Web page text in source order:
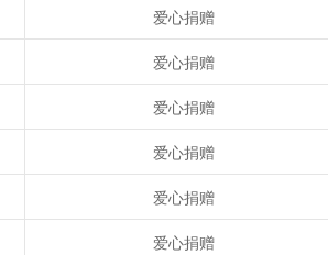
爱心捐赠
爱心捐赠
爱心捐赠
爱心捐赠
爱心捐赠
爱心捐赠